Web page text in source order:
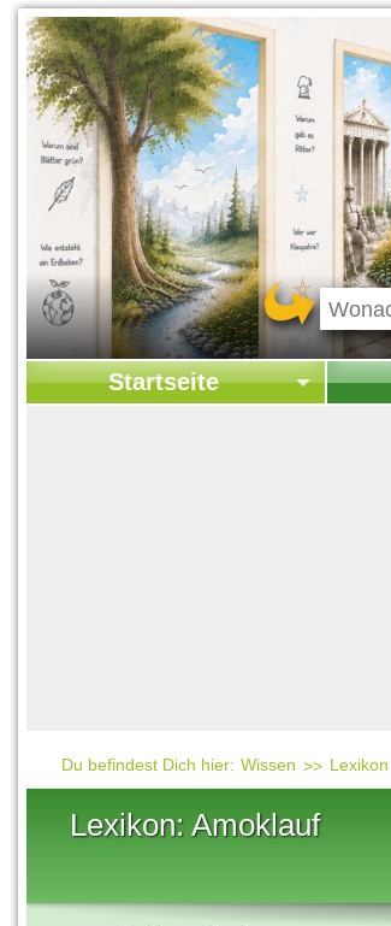
Startseite
Du befindest Dich hier: Wissen Lexikon
Lexikon: Amoklauf